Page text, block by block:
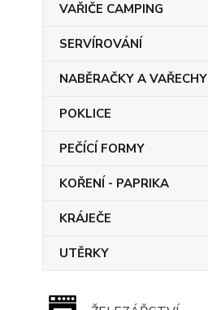
VAŘIČE CAMPING
SERVÍROVÁNÍ
NABĚRAČKY A VAŘECHY
POKLICE
PEČÍCÍ FORMY
KOŘENÍ - PAPRIKA
KRÁJEČE
UTĚRKY